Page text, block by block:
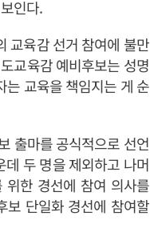
인다.
교육감 선거 참여에 불만
교육감 예비후보는 성명
는 교육을 책임지는 게 순
출마를 공식적으로 선언
두 명을 제외하고 나머
위한 경선에 참여 의사를
보 단일화 경선에 참여할